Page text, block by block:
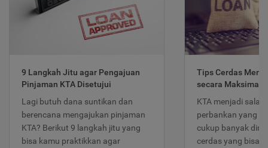
9 Langkah Jitu agar Pengajuan
Pinjaman KTA Disetujui
Lagi butuh dana suntikan dan
berencana mengajukan pinjaman
KTA? Berikut 9 langkah jitu yang
bisa kamu praktikkan agar
Tips Cerdas
secara Maksimal
KTA menjadi
perbankan yang
cukup banyak
cerdas yang bisa